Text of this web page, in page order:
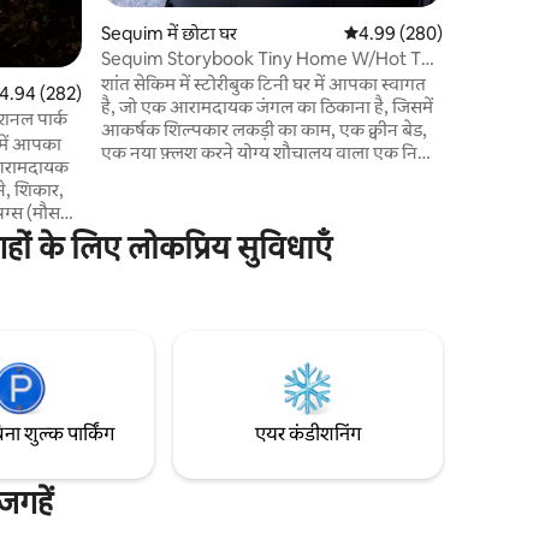
रेटिंग 5 में से 4.94, 282 समीक्षाएँ
4.94 (282)
पार्क
में आपका
शिकार,
(मौसमी)
कंबल के
खेल देखें,
शेयर कर
Sequim में छोटा घर औसत रेटिंग 5 में से 4.99,
4.99 (280)
Sequim Storybook Tiny Home W/Hot Tub
(कोई पालतू जीव शुल्क नहीं)
शांत सेकिम में स्टोरीबुक टिनी घर में आपका स्वागत
है, जो एक आरामदायक जंगल का ठिकाना है, जिसमें
आकर्षक शिल्पकार लकड़ी का काम, एक क्वीन बेड,
एक नया फ़्लश करने योग्य शौचालय वाला एक निजी
फ़ायर पिट वाले आउटडोर आँगन का मज़ा लें, 104
डिग्री के हॉट टब में आराम फ़रमाएँ। स्थानीय
वन्यजीवन का निरीक्षण करें। सेक्विम की दुकानों,
के लिए लोकप्रिय सुविधाएँ
शुल्क पार्किंग एयर कंडीशनिंग